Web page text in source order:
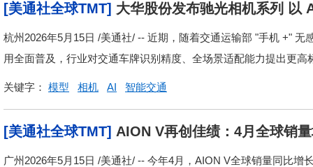
[美通社全球TMT] 大华股份发布驰光相机系列 以
杭州2026年5月15日 /美通社/ -- 近期，随着交通运输部 "手机 +"
用全面普及，行业对交通车牌识别精度、全场景适配能力提出更高
关键字： 模型 相机 AI 智能交通
[美通社全球TMT] AION V再创佳绩：4月全球销
V魅力指数第一
广州2026年5月15日 /美通社/ -- 今年4月，AION V全球销量同比